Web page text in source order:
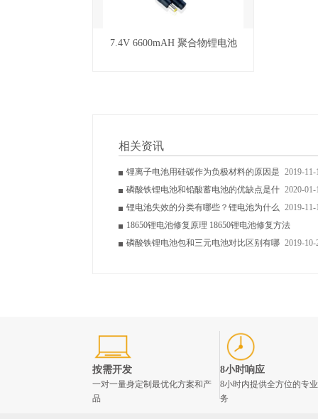
7.4V 6600mAH 聚合物锂电池
相关资讯
锂离子电池用硅碳作为负极材料的原因是 2019-11-
磷酸铁锂电池和铅酸蓄电池的优缺点是什 2020-01-
锂电池失效的分类有哪些？锂电池为什么 2019-11-
18650锂电池修复原理 18650锂电池修复方法
2021-11-
磷酸铁锂电池包和三元电池对比区别有哪 2019-10-
按需开发
一对一量身定制最优化方案和产
品
8小时响应
8小时内提供全方位的专
务